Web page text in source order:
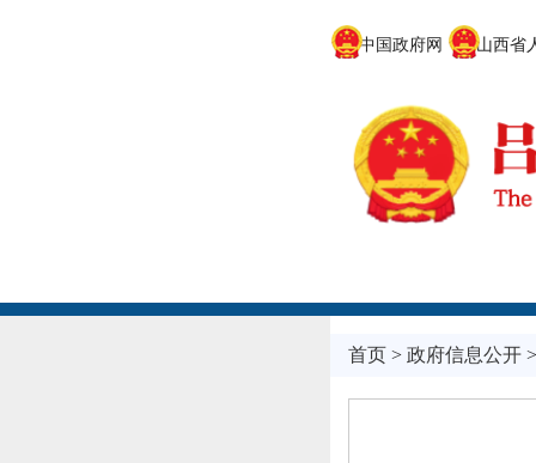
中国政府网 山西省人
首页> 政府信息公开